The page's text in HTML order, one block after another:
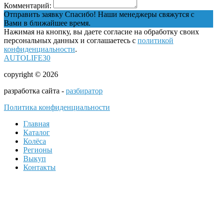
Комментарий:
Отправить заявку Спасибо! Наши менеджеры свяжутся с
Вами в ближайшее время.
Нажимая на кнопку, вы даете согласие на обработку своих
персональных данных и соглашаетесь с политикой
конфиденциальности.
AUTOLIFE30
copyright © 2026
разработка сайта - разбиратор
Политика конфиденциальности
Главная
Каталог
Колёса
Регионы
Выкуп
Контакты